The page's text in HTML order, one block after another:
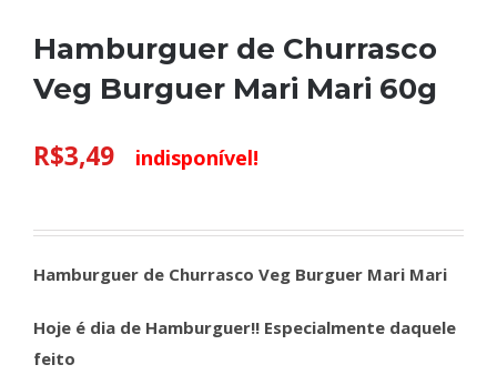
Hamburguer de Churrasco
Veg Burguer Mari Mari 60g
R$3,49 indisponível!
Hamburguer de Churrasco Veg Burguer Mari Mari
Hoje é dia de Hamburguer!! Especialmente daquele
feito